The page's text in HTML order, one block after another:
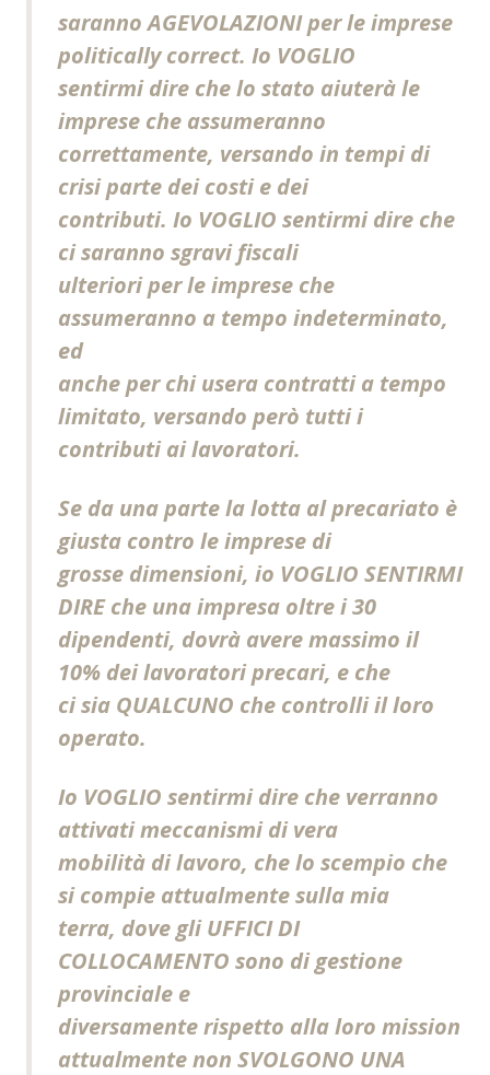
saranno AGEVOLAZIONI per le imprese
politically correct. Io VOGLIO
sentirmi dire che lo stato aiuterà le
imprese che assumeranno
correttamente, versando in tempi di
crisi parte dei costi e dei
contributi. Io VOGLIO sentirmi dire che
ci saranno sgravi fiscali
ulteriori per le imprese che
assumeranno a tempo indeterminato,
ed
anche per chi usera contratti a tempo
limitato, versando però tutti i
contributi ai lavoratori.
Se da una parte la lotta al precariato è
giusta contro le imprese di
grosse dimensioni, io VOGLIO SENTIRMI
DIRE che una impresa oltre i 30
dipendenti, dovrà avere massimo il
10% dei lavoratori precari, e che
ci sia QUALCUNO che controlli il loro
operato.
Io VOGLIO sentirmi dire che verranno
attivati meccanismi di vera
mobilità di lavoro, che lo scempio che
si compie attualmente sulla mia
terra, dove gli UFFICI DI
COLLOCAMENTO sono di gestione
provinciale e
diversamente rispetto alla loro mission
attualmente non SVOLGONO UNA